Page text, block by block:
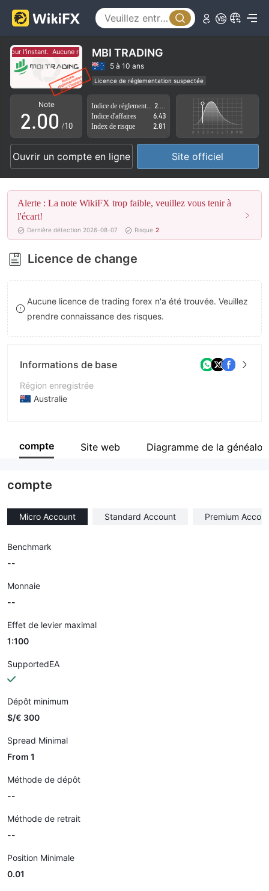
pour l'instant. Aucune réglementation pour l'instant.
MBI TRADING
5 à 10 ans
Licence de réglementation suspectée
Région d'affaires suspectée
Risque élevé potentiel
Note
0
1
2
3
4
5
6
7
8
9
.0
1
2
3
4
5
6
7
8
9
0
1
2
3
5
6
7
8
9
/10
Indice d'affaires
6.43
Index de risque
2.81
Ouvrir un compte en ligne Site officiel
Alerte : La note WikiFX trop faible, veuillez vous tenir à
l'écart!
Dernière détection 2026-08-07 Risque 2
Licence de change
Aucune licence de trading forex n'a été trouvée. Veuillez
prendre connaissance des risques.
Informations de base
Région enregistrée
Australie
Société
compte Site web Diagramme de la
compte
Micro Account Standard Account Premium
Benchmark
--
Monnaie
--
Effet de levier maximal
1:100
SupportedEA
Dépôt minimum
$/€ 300
Spread Minimal
From 1
Méthode de dépôt
--
Méthode de retrait
--
Position Minimale
0.01